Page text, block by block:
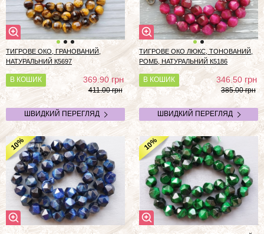
ТИГРОВЕ ОКО, ГРАНОВАНИЙ,
НАТУРАЛЬНИЙ К5697
В КОШИК 369.90грн
411.00 грн
ШВИДКИЙ ПЕРЕГЛЯД
ТИГРОВЕ ОКО ЛЮКС, ТОНОВАНИЙ,
РОМБ, НАТУРАЛЬНИЙ К5186
В КОШИК 346.50грн
385.00 грн
ШВИДКИЙ ПЕРЕГЛЯД
10% 10%